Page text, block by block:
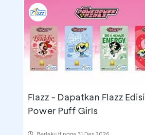
Flazz - Dapatkan Flazz Edisi
Power Puff Girls